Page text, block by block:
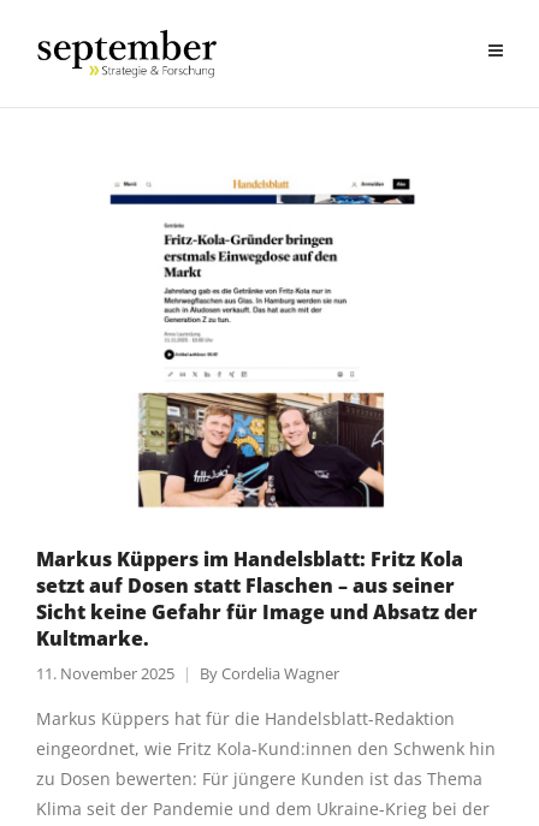
Markus Küppers im Handelsblatt: Fritz Kola
setzt auf Dosen statt Flaschen – aus seiner
Sicht keine Gefahr für Image und Absatz der
Kultmarke.
11. November 2025 ByCordelia Wagner
Markus Küppers hat für die Handelsblatt-Redaktion
eingeordnet, wie Fritz Kola-Kund:innen den Schwenk hin
zu Dosen bewerten: Für jüngere Kunden ist das Thema
Klima seit der Pandemie und dem Ukraine-Krieg bei der